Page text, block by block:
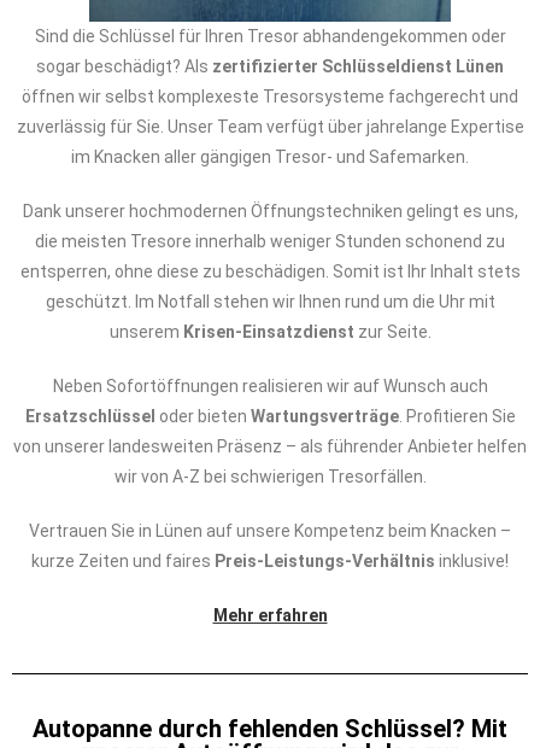
Sind die Schlüssel für Ihren Tresor abhandengekommen oder
sogar beschädigt? Als zertifizierter Schlüsseldienst Lünen
öffnen wir selbst komplexeste Tresorsysteme fachgerecht und
zuverlässig für Sie. Unser Team verfügt über jahrelange Expertise
im Knacken aller gängigen Tresor- und Safemarken.
Dank unserer hochmodernen Öffnungstechniken gelingt es uns,
die meisten Tresore innerhalb weniger Stunden schonend zu
entsperren, ohne diese zu beschädigen. Somit ist Ihr Inhalt stets
geschützt. Im Notfall stehen wir Ihnen rund um die Uhr mit
unserem Krisen-Einsatzdienst zur Seite.
Neben Sofortöffnungen realisieren wir auf Wunsch auch
Ersatzschlüssel oder bieten Wartungsverträge. Profitieren Sie
von unserer landesweiten Präsenz – als führender Anbieter helfen
wir von A-Z bei schwierigen Tresorfällen.
Vertrauen Sie in Lünen auf unsere Kompetenz beim Knacken –
kurze Zeiten und faires Preis-Leistungs-Verhältnis inklusive!
Mehr erfahren
Autopanne durch fehlenden Schlüssel? Mit